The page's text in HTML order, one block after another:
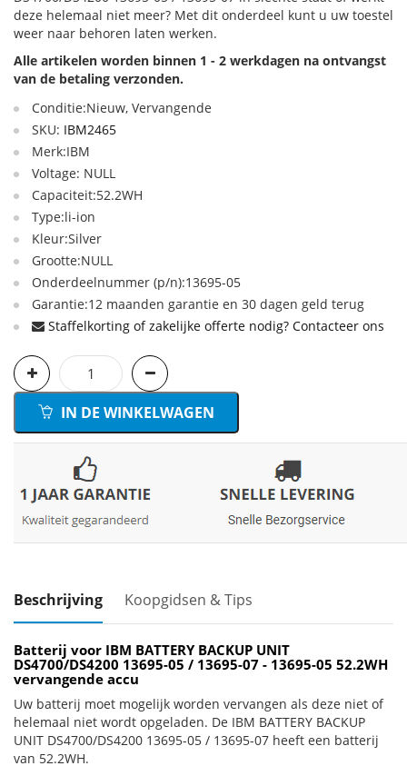
deze helemaal niet meer? Met dit onderdeel kunt u uw toestel
weer naar behoren laten werken.
Alle artikelen worden binnen 1 - 2 werkdagen na ontvangst
van de betaling verzonden.
Conditie:Nieuw, Vervangende
SKU: IBM2465
Merk:IBM
Voltage: NULL
Capaciteit:52.2WH
Type:li-ion
Kleur:Silver
Grootte:NULL
Onderdeelnummer (p/n):13695-05
Garantie:12 maanden garantie en 30 dagen geld terug
Staffelkorting of zakelijke offerte nodig? Contacteer ons
IN DE WINKELWAGEN
Beschrijving Koopgidsen & Tips
Batterij voor IBM BATTERY BACKUP UNIT
DS4700/DS4200 13695-05 / 13695-07 - 13695-05 52.2WH
vervangende accu
Uw batterij moet mogelijk worden vervangen als deze niet of
helemaal niet wordt opgeladen. De IBM BATTERY BACKUP
UNIT DS4700/DS4200 13695-05 / 13695-07 heeft een batterij
van 52.2WH.